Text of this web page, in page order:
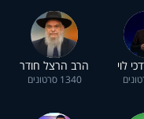
לוי הרב הרצל חודר
1340 סרטונים